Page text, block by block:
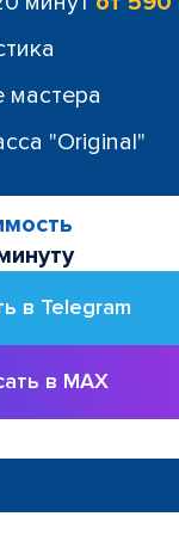
"Original"
в Telegram
в MAX